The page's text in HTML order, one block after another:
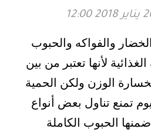
والفواكه والحبوب
لأنها تعتبر من بين
الوزن ولكن الحمية
تمنع تناول بعض أنواع
الحبوب الكاملة